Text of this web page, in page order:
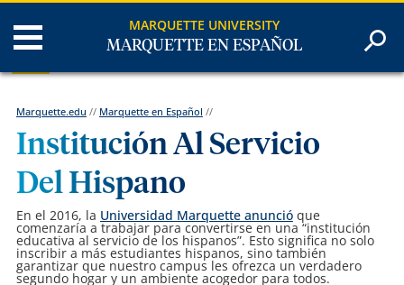
MARQUETTE UNIVERSITY
MARQUETTE EN ESPAÑOL
Marquette.edu // Marquette en Español //
Institución Al Servicio
Del Hispano
En el 2016, la Universidad Marquette anuncióque
comenzaría a trabajar para convertirse en una “institución
educativa al servicio de los hispanos”. Esto significa no solo
inscribir a más estudiantes hispanos, sino también
garantizar que nuestro campus les ofrezca un verdadero
segundo hogar y un ambiente acogedor para todos.